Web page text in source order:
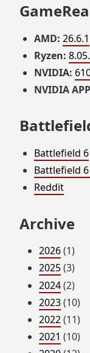
AMD: 26.6.1
Ryzen:
NVIDIA:
NVIDIA
Battlefield 6
Battlefield 6
Reddit
Archive
2026(1)
2025(3)
2024(2)
2023(10)
2022(11)
2021 (10)